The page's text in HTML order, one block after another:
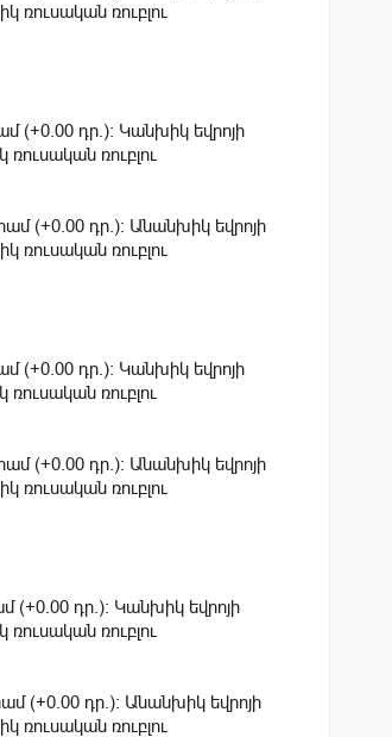
ռուսական ռուբլու
(+0.00 դր.): Կանխիկ եվրոյի
ռուբլու
(+0.00 դր.): Անանխիկ եվրոյի
ռուսական ռուբլու
(+0.00 դր.): Կանխիկ եվրոյի
ռուբլու
(+0.00 դր.): Անանխիկ եվրոյի
ռուսական ռուբլու
(+0.00 դր.): Կանխիկ եվրոյի
ռուբլու
(+0.00 դր.): Անանխիկ եվրոյի
ռուսական ռուբլու